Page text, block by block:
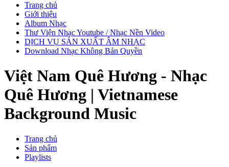
Trang chủ
Giới thiệu
Album Nhạc
Thư Viện Nhạc Youtube / Nhạc Nền Video
DỊCH VỤ SẢN XUẤT ÂM NHẠC
Download Nhạc Không Bản Quyền
Việt Nam Quê Hương - Nhạc
Quê Hương | Vietnamese
Background Music
Trang chủ
Sản phẩm
Playlists